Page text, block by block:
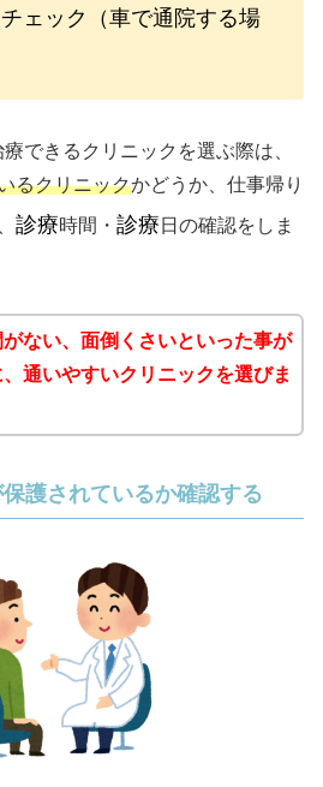
ェック（車で通院する場
できるクリニックを選ぶ際は、
るクリニックかどうか、仕事帰り
診療時間・ 診療 日の確認をしま
ない、面倒くさいといった事が
通いやすいクリニックを選びま
護されているか確認する